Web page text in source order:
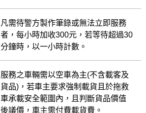
凡需待警方製作筆錄或無法立即服務
者，每小時加收300元，若等待超過30
分鐘時，以一小時計數。
服務之車輛需以空車為主(不含載客及
貨品)，若車主要求強制載貨且於拖救
車承載安全範圍內，且判斷貨品價值
後議價，車主需付費載貨費。